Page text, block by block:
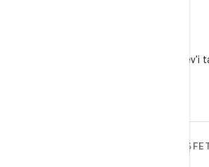
X'te @AndroidDev'i